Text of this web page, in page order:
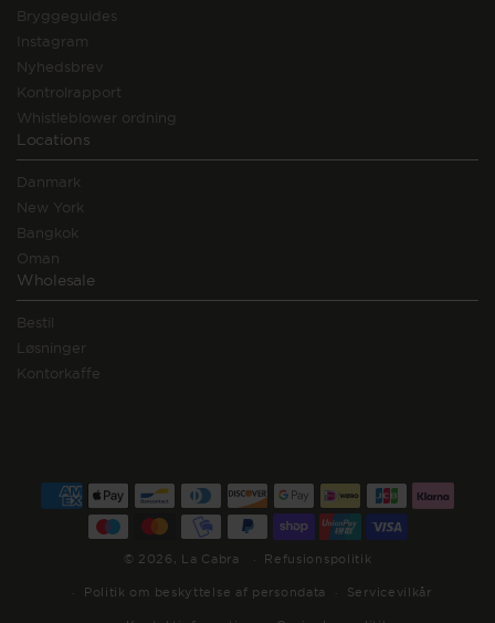
Bryggeguides
Instagram
Nyhedsbrev
Kontrolrapport
Whistleblower ordning
Locations
Danmark
New York
Bangkok
Oman
Wholesale
Bestil
Løsninger
Kontorkaffe
Betalingsmetoder
© 2026, La Cabra Refusionspolitik
Politik om beskyttelse af persondata Servicevilkår